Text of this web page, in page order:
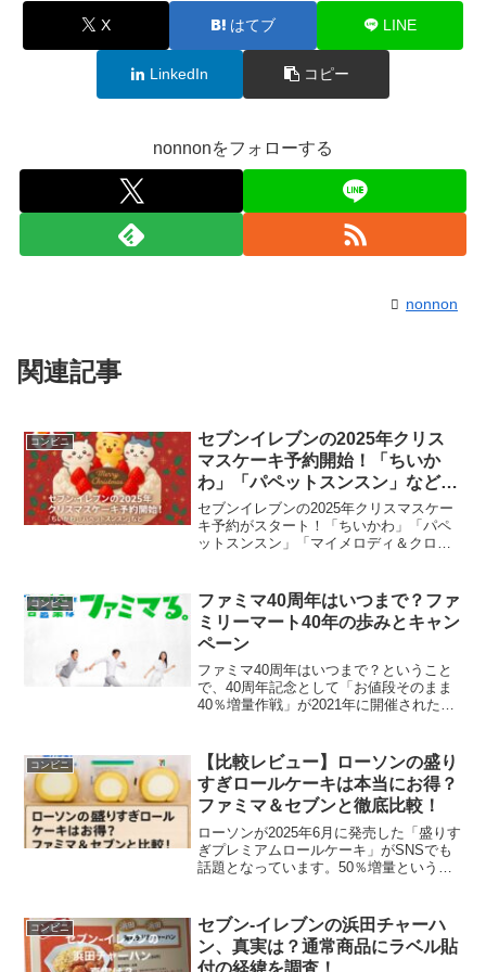
X はてブ LINE
LinkedIn コピー
nonnonをフォローする
nonnon
関連記事
コンビニ
セブンイレブンの2025年クリス
マスケーキ予約開始！「ちいか
わ」「パペットスンスン」など限
定キャラコラボを徹底解説
セブンイレブンの2025年クリスマスケー
キ予約がスタート！「ちいかわ」「パペ
ットスンスン」「マイメロディ＆クロ
キン情報まで徹底解説します。
コンビニ
ファミマ40周年はいつまで？ファ
ミリーマート40年の歩みとキャン
ペーン
ファミマ40周年はいつまで？ということ
で、40周年記念として「お値段そのまま
40％増量作戦」が2021年に開催された
ンビにファミリーマート」は、2022年も
イベント目...
コンビニ
【比較レビュー】ローソンの盛り
すぎロールケーキは本当にお得？
ファミマ＆セブンと徹底比較！
ローソンが2025年6月に発売した「盛りす
ぎプレミアムロールケーキ」がSNSでも
話題となっています。50％増量というイ
当にお得なのか気になる方も多いのでは
ないでしょうか...
コンビニ
セブン-イレブンの浜田チャーハ
ン、真実は？通常商品にラベル貼
付の経緯を調査！